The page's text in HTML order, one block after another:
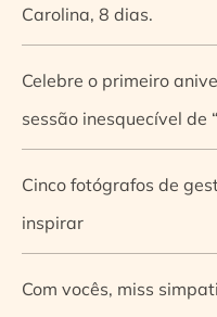
Carolina, 8 dias.
Celebre o primeiro
sessão inesquecível de
Cinco fotógrafos de
inspirar
Com vocês, miss